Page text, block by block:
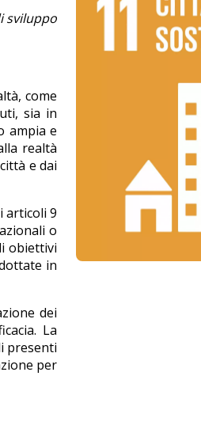
sviluppo
come
sia in
ampia e
realtà
e dai
articoli 9
o
obiettivi
in
dei
La
presenti
per